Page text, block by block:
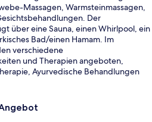
Massagen, Warmsteinmassagen,
Der
über eine Sauna, einen Whirlpool, ein
Bad/einen Hamam. Im
verschiedene
und Therapien angeboten,
Ayurvedische Behandlungen